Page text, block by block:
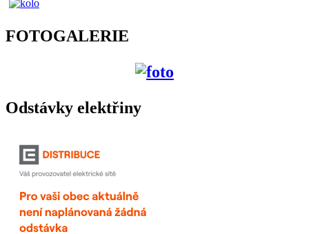
FOTOGALERIE
Odstávky elektřiny